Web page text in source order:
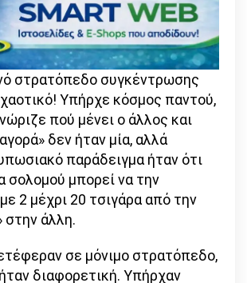
στρατόπεδο συγκέντρωσης
Υπήρχε κόσμος παντού,
πού μένει ο άλλος και
δεν ήταν μία, αλλά
παράδειγμα ήταν ότι
σολομού μπορεί να την
2 μέχρι 20 τσιγάρα από την
στην άλλη.
σε μόνιμο στρατόπεδο,
διαφορετική. Υπήρχαν